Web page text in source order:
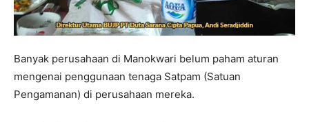
Banyak perusahaan di Manokwari belum paham aturan
mengenai penggunaan tenaga Satpam (Satuan
Pengamanan) di perusahaan mereka.